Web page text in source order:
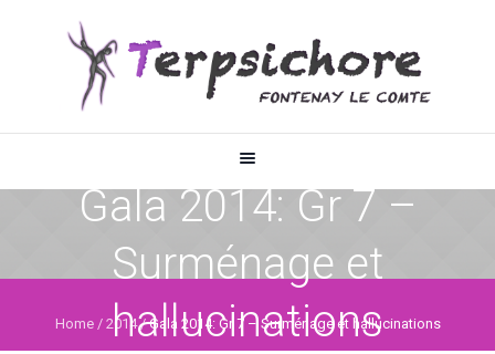
Gala 2014: Gr 7 –
Surménage et
hallucinations
Home / 2014 /Gala 2014: Gr 7 – Surménage et hallucinations